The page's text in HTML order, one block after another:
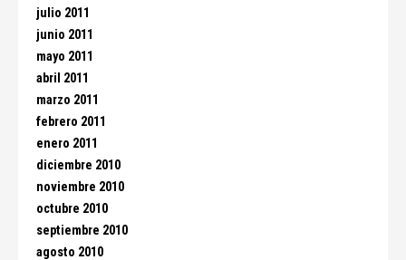
julio 2011
junio 2011
mayo 2011
abril 2011
marzo 2011
febrero 2011
enero 2011
diciembre 2010
noviembre 2010
octubre 2010
septiembre 2010
agosto 2010